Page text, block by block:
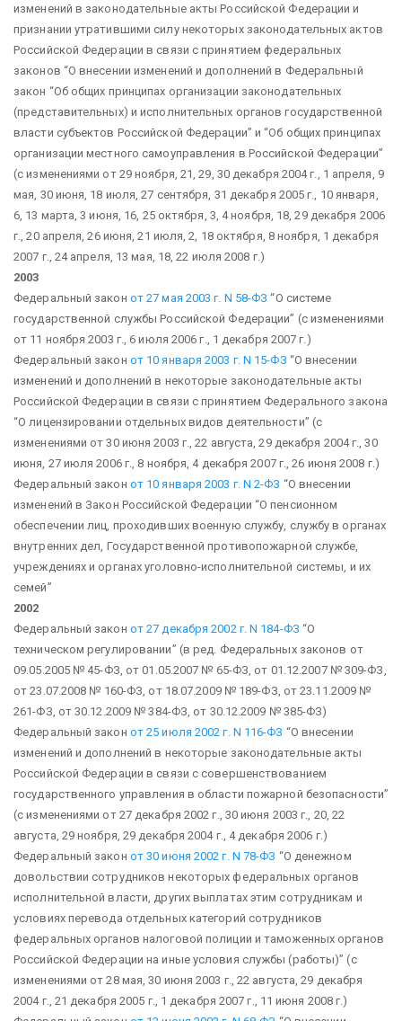
изменений в законодательные акты Российской Федерации и
признании утратившими силу некоторых законодательных актов
Российской Федерации в связи с принятием федеральных
законов “О внесении изменений и дополнений в Федеральный
закон “Об общих принципах организации законодательных
(представительных) и исполнительных органов государственной
власти субъектов Российской Федерации” и “Об общих принципах
организации местного самоуправления в Российской Федерации”
(с изменениями от 29 ноября, 21, 29, 30 декабря 2004 г., 1 апреля, 9
мая, 30 июня, 18 июля, 27 сентября, 31 декабря 2005 г., 10 января,
6, 13 марта, 3 июня, 16, 25 октября, 3, 4 ноября, 18, 29 декабря 2006
г., 20 апреля, 26 июня, 21 июля, 2, 18 октября, 8 ноября, 1 декабря
2007 г., 24 апреля, 13 мая, 18, 22 июля 2008 г.)
2003
Федеральный закон от 27 мая 2003 г. N 58-ФЗ “О системе
государственной службы Российской Федерации” (с изменениями
от 11 ноября 2003 г., 6 июля 2006 г., 1 декабря 2007 г.)
Федеральный закон от 10 января 2003 г. N 15-ФЗ “О внесении
изменений и дополнений в некоторые законодательные акты
Российской Федерации в связи с принятием Федерального закона
“О лицензировании отдельных видов деятельности” (с
изменениями от 30 июня 2003 г., 22 августа, 29 декабря 2004 г., 30
июня, 27 июля 2006 г., 8 ноября, 4 декабря 2007 г., 26 июня 2008 г.)
Федеральный закон от 10 января 2003 г. N 2-ФЗ “О внесении
изменений в Закон Российской Федерации “О пенсионном
обеспечении лиц, проходивших военную службу, службу в органах
внутренних дел, Государственной противопожарной службе,
учреждениях и органах уголовно-исполнительной системы, и их
семей”
2002
Федеральный закон от 27 декабря 2002 г. N 184-ФЗ “О
техническом регулировании” (в ред. Федеральных законов от
09.05.2005 № 45-ФЗ, от 01.05.2007 № 65-ФЗ, от 01.12.2007 № 309-ФЗ,
от 23.07.2008 № 160-ФЗ, от 18.07.2009 № 189-ФЗ, от 23.11.2009 №
261-ФЗ, от 30.12.2009 № 384-ФЗ, от 30.12.2009 № 385-ФЗ)
Федеральный закон от 25 июля 2002 г. N 116-ФЗ “О внесении
изменений и дополнений в некоторые законодательные акты
Российской Федерации в связи с совершенствованием
государственного управления в области пожарной безопасности”
(с изменениями от 27 декабря 2002 г., 30 июня 2003 г., 20, 22
августа, 29 ноября, 29 декабря 2004 г., 4 декабря 2006 г.)
Федеральный закон от 30 июня 2002 г. N 78-ФЗ “О денежном
довольствии сотрудников некоторых федеральных органов
исполнительной власти, других выплатах этим сотрудникам и
условиях перевода отдельных категорий сотрудников
федеральных органов налоговой полиции и таможенных органов
Российской Федерации на иные условия службы (работы)” (с
изменениями от 28 мая, 30 июня 2003 г., 22 августа, 29 декабря
2004 г., 21 декабря 2005 г., 1 декабря 2007 г., 11 июня 2008 г.)